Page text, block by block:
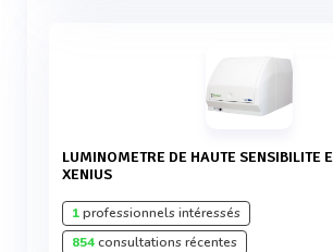
LUMINOMETRE DE HAUTE SENSIBILITE EVOLUTIF
XENIUS
1professionnels intéressés
854consultations récentes